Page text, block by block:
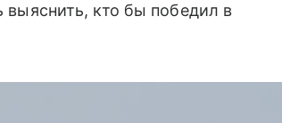
кто бы победил в